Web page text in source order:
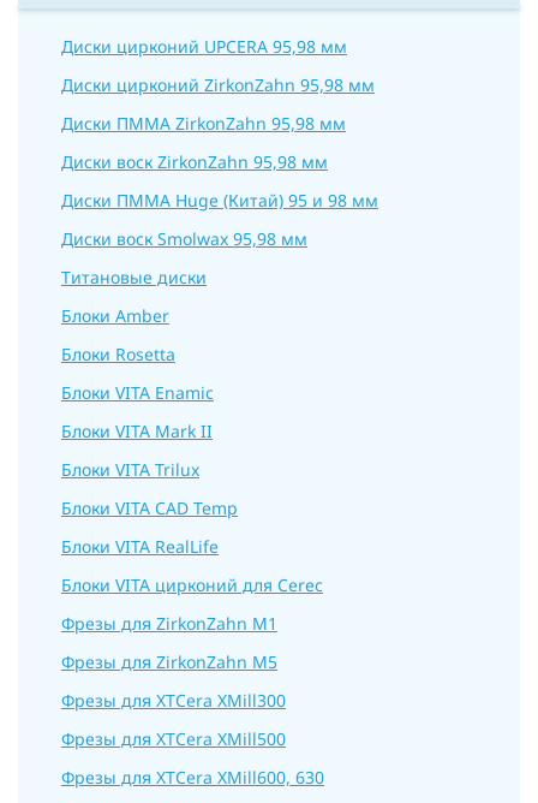
Диски цирконий UPCERA 95,98 мм
Диски цирконий ZirkonZahn 95,98 мм
Диски ПММА ZirkonZahn 95,98 мм
Диски воск ZirkonZahn 95,98 мм
Диски ПММА Huge (Китай) 95 и 98 мм
Диски воск Smolwax 95,98 мм
Титановые диски
Блоки Amber
Блоки Rosetta
Блоки VITA Enamic
Блоки VITA Mark II
Блоки VITA Trilux
Блоки VITA CAD Temp
Блоки VITA RealLife
Блоки VITA цирконий для Cerec
Фрезы для ZirkonZahn M1
Фрезы для ZirkonZahn M5
Фрезы для XTCera XMill300
Фрезы для XTCera XMill500
Фрезы для XTCera XMill600, 630